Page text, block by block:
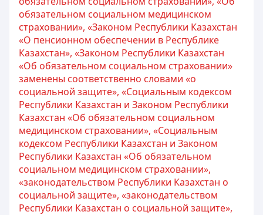
обязательном социальном медицинском
страховании», «Законом Республики Казахстан
«О пенсионном обеспечении в Республике
Казахстан», «Законом Республики Казахстан
«Об обязательном социальном страховании»
заменены соответственно словами «о
социальной защите», «Социальным кодексом
Республики Казахстан и Законом Республики
Казахстан «Об обязательном социальном
медицинском страховании», «Социальным
кодексом Республики Казахстан и Законом
Республики Казахстан «Об обязательном
социальном медицинском страховании»,
«законодательством Республики Казахстан о
социальной защите», «законодательством
Республики Казахстан о социальной защите»,